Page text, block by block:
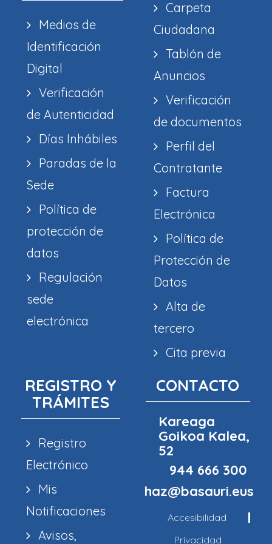
Medios de
Identificación
Digital
Verificación
de Autenticidad
Días Inhábiles
Paradas de la
Sede
Política de
protección de
datos
Regulación
sede
electrónica
Carpeta
Ciudadana
Tablón de
Anuncios
Verificación
de documentos
Perfil del
Contratante
Factura
Electrónica
Política de
Protección de
Datos
Alta de
tercero
Cita previa
REGISTRO Y
TRÁMITES
Registro
Electrónico
Mis
Notificaciones
Avisos,
CONTACTO
Kareaga
Goikoa Kalea,
52
944 666 300
haz@basauri.eus
Accesibilidad
Privacidad